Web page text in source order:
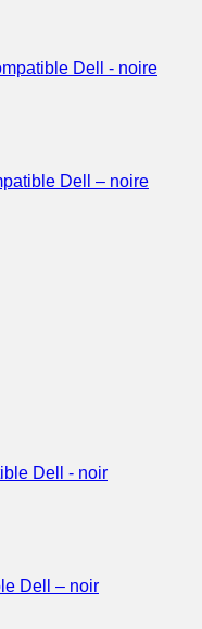
Dell – noire
Dell – noir